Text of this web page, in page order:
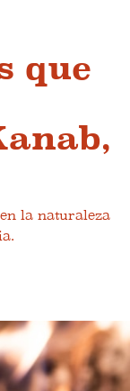
que
la naturaleza